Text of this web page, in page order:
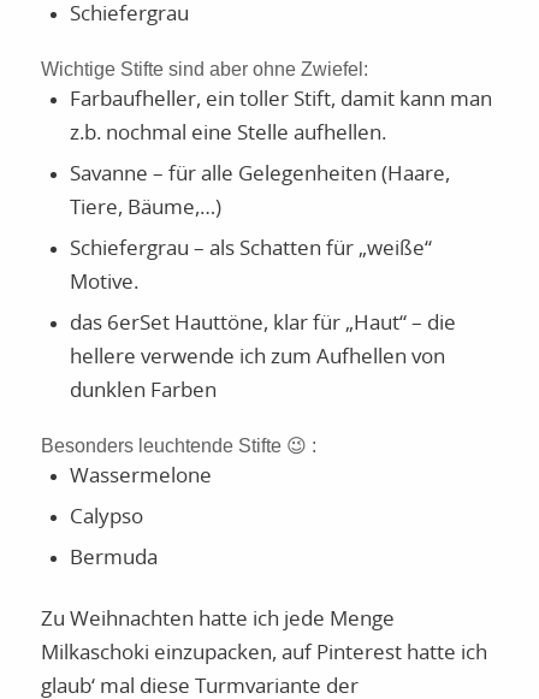
Schiefergrau
Wichtige Stifte sind aber ohne Zwiefel:
Farbaufheller, ein toller Stift, damit kann man
z.b. nochmal eine Stelle aufhellen.
Savanne – für alle Gelegenheiten (Haare,
Tiere, Bäume,…)
Schiefergrau – als Schatten für „weiße“
Motive.
das 6erSet Hauttöne, klar für „Haut“ – die
hellere verwende ich zum Aufhellen von
dunklen Farben
Besonders leuchtende Stifte 😉 :
Wassermelone
Calypso
Bermuda
Zu Weihnachten hatte ich jede Menge
Milkaschoki einzupacken, auf Pinterest hatte ich
glaub‘ mal diese Turmvariante der